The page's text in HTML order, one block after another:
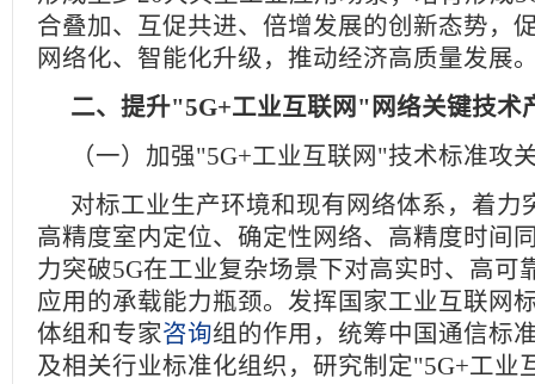
合叠加、互促共进、倍增发展的创新态势，
网络化、智能化升级，推动经济高质量发展
二、提升"5G+工业互联网"网络关键技术
（一）加强"5G+工业互联网"技术标准攻
对标工业生产环境和现有网络体系，着力
高精度室内定位、确定性网络、高精度时间
力突破5G在工业复杂场景下对高实时、高可
应用的承载能力瓶颈。发挥国家工业互联网
体组和专家咨询组的作用，统筹中国通信标
及相关行业标准化组织，研究制定"5G+工业